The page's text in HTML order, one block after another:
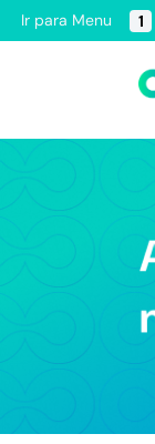
Ir para Menu 1